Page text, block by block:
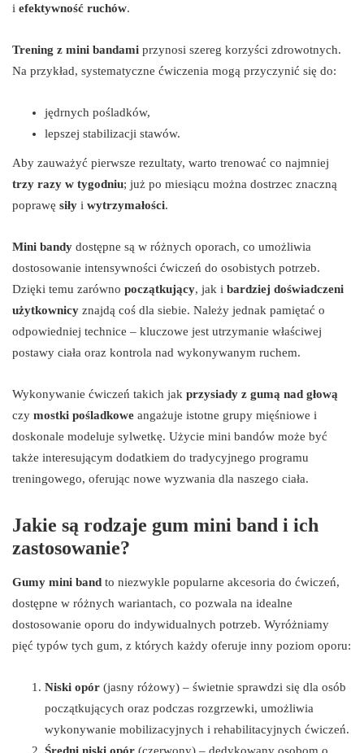
i efektywność ruchów.
Trening z mini bandami przynosi szereg korzyści zdrowotnych.
Na przykład, systematyczne ćwiczenia mogą przyczynić się do:
jędrnych pośladków,
lepszej stabilizacji stawów.
Aby zauważyć pierwsze rezultaty, warto trenować co najmniej
trzy razy w tygodniu; już po miesiącu można dostrzec znaczną
poprawę siły i wytrzymałości.
Mini bandy dostępne są w różnych oporach, co umożliwia
dostosowanie intensywności ćwiczeń do osobistych potrzeb.
Dzięki temu zarówno początkujący, jak i bardziej doświadczeni
użytkownicy znajdą coś dla siebie. Należy jednak pamiętać o
odpowiedniej technice – kluczowe jest utrzymanie właściwej
postawy ciała oraz kontrola nad wykonywanym ruchem.
Wykonywanie ćwiczeń takich jak przysiady z gumą nad głową
czy mostki pośladkowe angażuje istotne grupy mięśniowe i
doskonale modeluje sylwetkę. Użycie mini bandów może być
także interesującym dodatkiem do tradycyjnego programu
treningowego, oferując nowe wyzwania dla naszego ciała.
Jakie są rodzaje gum mini band i ich
zastosowanie?
Gumy mini band to niezwykle popularne akcesoria do ćwiczeń,
dostępne w różnych wariantach, co pozwala na idealne
dostosowanie oporu do indywidualnych potrzeb. Wyróżniamy
pięć typów tych gum, z których każdy oferuje inny poziom oporu:
Niski opór (jasny różowy) – świetnie sprawdzi się dla osób
początkujących oraz podczas rozgrzewki, umożliwia
wykonywanie mobilizacyjnych i rehabilitacyjnych ćwiczeń.
Średni niski opór (czerwony) – dedykowany osobom o